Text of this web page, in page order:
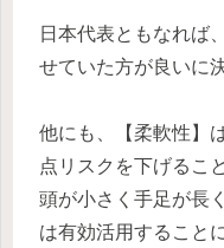
日本代表ともなれば
せていた方が良いに
他にも、【柔軟性】
点リスクを下げるこ
頭が小さく手足が長
は有効活用すること